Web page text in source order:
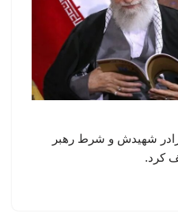
شهیدش و شرط رهبر
کرد.